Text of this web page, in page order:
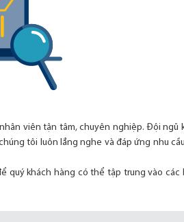
viên tận tâm, chuyên nghiệp. Đội ngũ
tôi luôn lắng nghe và đáp ứng nhu
quý khách hàng có thể tập trung vào